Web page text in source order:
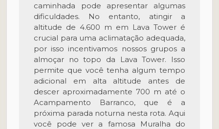
caminhada pode apresentar algumas
dificuldades. No entanto, atingir a
altitude de 4.600 m em Lava Tower é
crucial para uma aclimatação adequada,
por isso incentivamos nossos grupos a
almoçar no topo da Lava Tower. Isso
permite que você tenha algum tempo
adicional em alta altitude antes de
descer aproximadamente 700 m até o
Acampamento Barranco, que é a
próxima parada noturna nesta rota. Aqui
você pode ver a famosa Muralha do